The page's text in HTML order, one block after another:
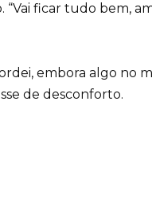
“Vai ficar tudo bem,
embora algo no
de desconforto.